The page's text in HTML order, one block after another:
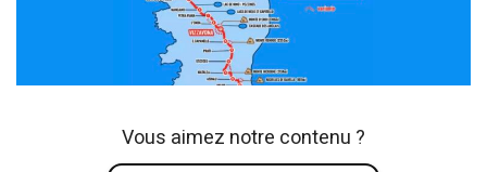
Vous aimez notre contenu ?